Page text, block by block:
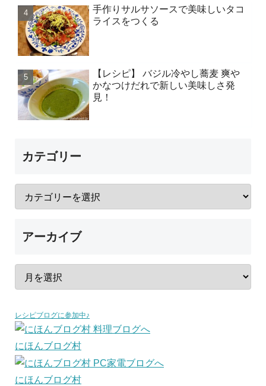
手作りサルサソースで美味しいタコ
ライスをつくる
【レシピ】 バジル冷やし蕎麦 爽や
かなつけだれで新しい美味しさ発
見！
カテゴリー
アーカイブ
レシピブログに参加中♪
にほんブログ村
にほんブログ村